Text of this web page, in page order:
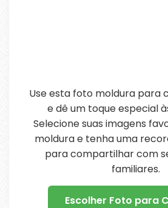
Use esta foto moldura para
e dê um toque especial
Selecione suas imagens
moldura e tenha uma
para compartilhar com
familiares.
Escolher Foto para